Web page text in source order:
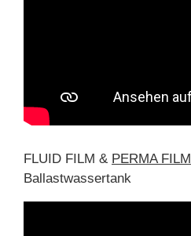
FLUID FILM & PERMA FILM
Ballastwassertank